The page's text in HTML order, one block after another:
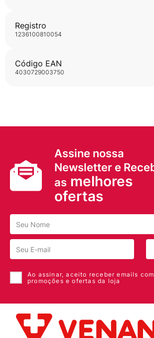
Registro
1236100810054
Código EAN
4030729003750
Assine nossa
Newsletter e
as melhores
ofertas
Ao assinar, aceito receber emails com
promoções e ofertas da loja